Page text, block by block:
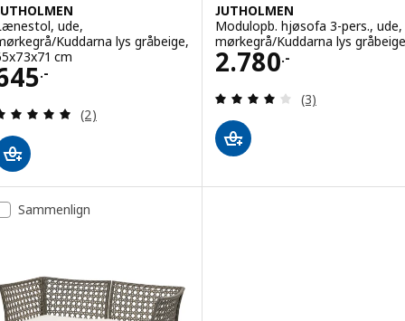
ude,
Kuddarna lys gråbeige,
cm
.-
645.-
Anmeld: 5 ud af 5 Stjerner. Anmeldelser i alt:
(2)
JUTHOLMEN
Modulopb. hjøsofa 3-pers., ude,
mørkegrå/Kuddarna lys gråbeige
2.780.-
Pris 2780.-
Anmeld: 4 ud
(3)
Sammenlign